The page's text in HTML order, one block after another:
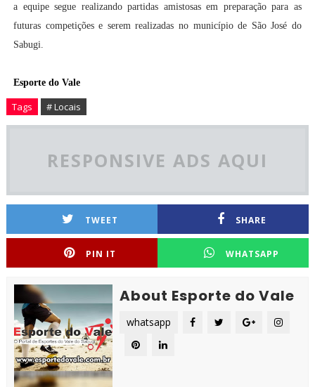
a equipe segue realizando partidas amistosas em preparação para as
futuras competições e serem realizadas no município de São José do
Sabugi.
Esporte do Vale
Tags # Locais
RESPONSIVE ADS AQUI
TWEET SHARE
PIN IT WHATSAPP
About Esporte do Vale
whatsapp